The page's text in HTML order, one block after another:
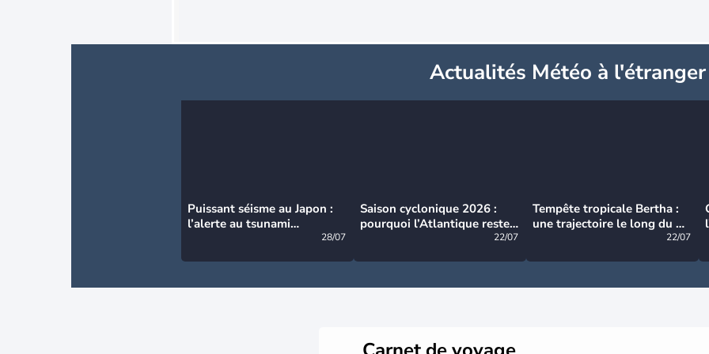
Actualités Météo à l'étranger
Puissant séisme au Japon :
l’alerte au tsunami
28/07
Saison cyclonique 2026 :
pourquoi l’Atlantique reste
22/07
Tempête tropicale Bertha :
une trajectoire le long du du
22/07